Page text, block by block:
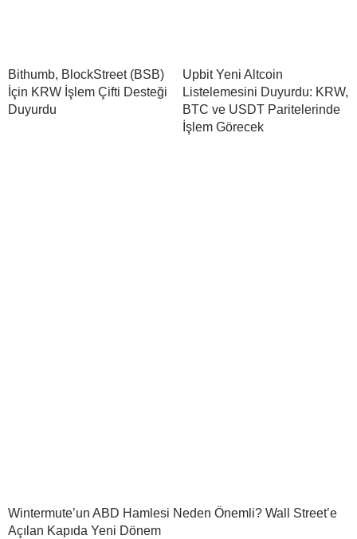
Bithumb, BlockStreet (BSB)
İçin KRW İşlem Çifti Desteği
Duyurdu
Upbit Yeni Altcoin
Listelemesini Duyurdu: KRW,
BTC ve USDT Paritelerinde
İşlem Görecek
Wintermute’un ABD Hamlesi Neden Önemli? Wall Street’e
Açılan Kapıda Yeni Dönem